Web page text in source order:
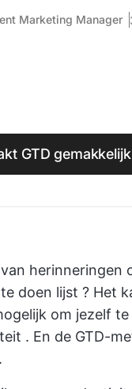
Marketing Manager
GTD
doen lijst ? Het
om jezelf
. En de GTD-